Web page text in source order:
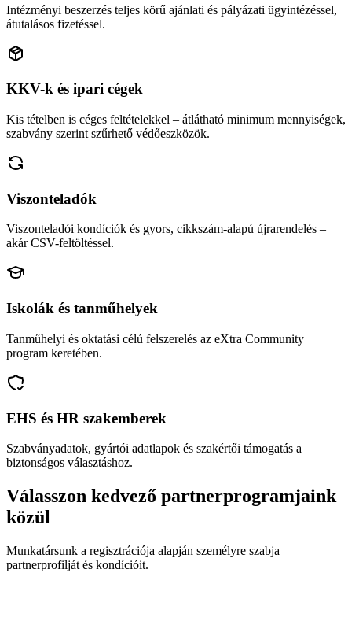
Intézményi beszerzés teljes körű ajánlati és pályázati ügyintézéssel,
átutalásos fizetéssel.
KKV-k és ipari cégek
Kis tételben is céges feltételekkel – átlátható minimum mennyiségek,
szabvány szerint szűrhető védőeszközök.
Viszonteladók
Viszonteladói kondíciók és gyors, cikkszám-alapú újrarendelés –
akár CSV-feltöltéssel.
Iskolák és tanműhelyek
Tanműhelyi és oktatási célú felszerelés az eXtra Community
program keretében.
EHS és HR szakemberek
Szabványadatok, gyártói adatlapok és szakértői támogatás a
biztonságos választáshoz.
Válasszon kedvező partnerprogramjaink
közül
Munkatársunk a regisztrációja alapján személyre szabja
partnerprofilját és kondícióit.